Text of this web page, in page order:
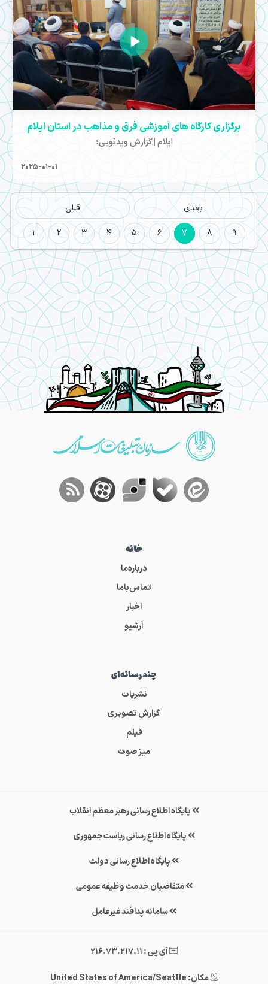
برگزاری کارگاه های آموزشی فرق و مذاهب در استان ایلام
ایلام | گزارش ویدئویی؛
2025-01-01
قبلی
بعدی
1
2 3 4 5 6 7 8 9
خانه
درباره‌ما
تماس‌باما
اخبار
آرشیو
چندرسانه‌ای
نشریات
گزارش تصویری
فیلم
میز صوت
پایگاه اطلاع رسانی رهبر معظم انقلاب
پایگاه اطلاع رسانی ریاست جمهوری
پایگاه اطلاع رسانی دولت
متقاضیان خدمت وظیفه عمومی
سامانه پدافند غیرعامل
آی پی : 216.73.217.11
مکان: United States of America/Seattle